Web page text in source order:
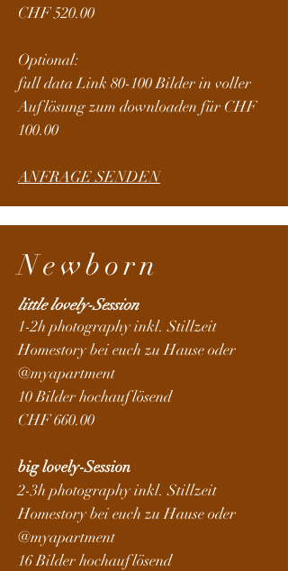
CHF 520.00
Optional:
full data Link 80-100 Bilder in voller
Auflösung zum downloaden für CHF
100.00
ANFRAGE SENDEN
Newborn
little lovely-Session
1-2h photography inkl. Stillzeit
Homestory bei euch zu Hause oder
@myapartment
10 Bilder hochauflösend
CHF 660.00
big lovely-Session
2-3h photography inkl. Stillzeit
Homestory bei euch zu Hause oder
@myapartment
16 Bilder hochauflösend